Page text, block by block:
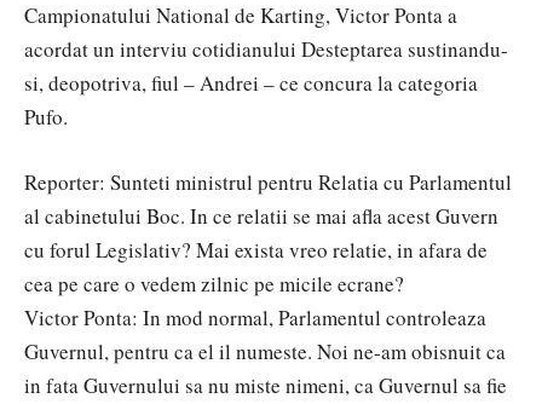
Campionatului National de Karting, Victor Ponta a
acordat un interviu cotidianului Desteptarea sustinandu-
si, deopotriva, fiul – Andrei – ce concura la categoria
Pufo.
Reporter: Sunteti ministrul pentru Relatia cu Parlamentul
al cabinetului Boc. In ce relatii se mai afla acest Guvern
cu forul Legislativ? Mai exista vreo relatie, in afara de
cea pe care o vedem zilnic pe micile ecrane?
Victor Ponta: In mod normal, Parlamentul controleaza
Guvernul, pentru ca el il numeste. Noi ne-am obisnuit ca
in fata Guvernului sa nu miste nimeni, ca Guvernul sa fie